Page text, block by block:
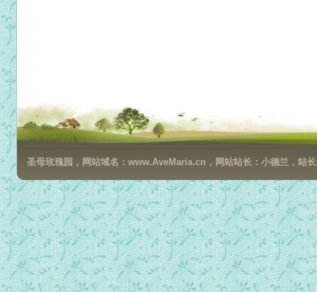
圣母玫瑰园，网站域名：www.AveMaria.cn，网站站长：小德兰，